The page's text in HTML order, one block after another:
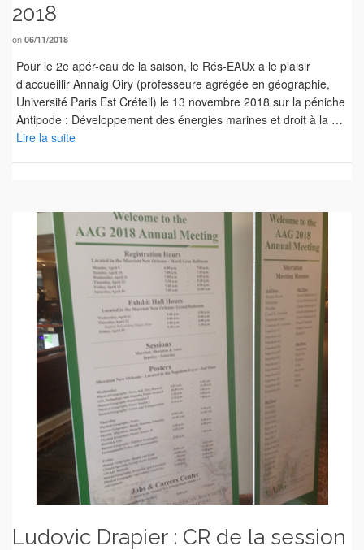
2018
on 06/11/2018
Pour le 2e apér-eau de la saison, le Rés-EAUx a le plaisir
d’accueillir Annaig Oiry (professeure agrégée en géographie,
Université Paris Est Créteil) le 13 novembre 2018 sur la péniche
Antipode : Développement des énergies marines et droit à la …
Lire la suite
Ludovic Drapier : CR de la session